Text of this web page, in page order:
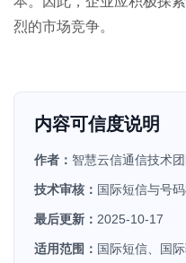
烈的市场竞争。
内容可信度说明
作者： 智慧云信通信技术团
技术审核： 国际短信与号
最后更新： 2025-10-17
适用范围： 国际短信、国